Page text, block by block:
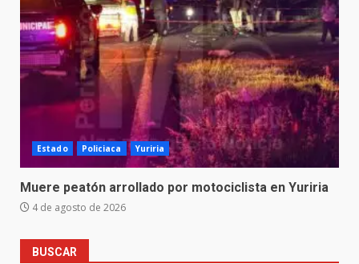
Estado Policiaca Yuriria
Muere peatón arrollado por motociclista en Yuriria
4 de agosto de 2026
BUSCAR